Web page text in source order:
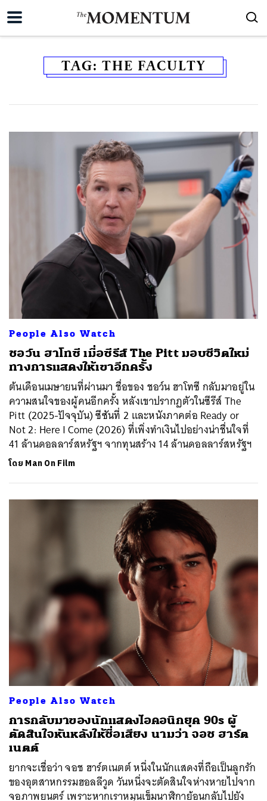
TAG: THE FACULTY
People Also Watch
ชอว์น ฮาโทซี เมื่อซีรีส์ The Pitt มอบชีวิตใหม่
ทางการแสดงให้เขาอีกครั้ง
ต้นเดือนเมษายนที่ผ่านมา ชื่อของ ชอว์น ฮาโทซี กลับมาอยู่ใน
ความสนใจของผู้คนอีกครั้ง หลังเขาปรากฏตัวในซีรีส์ The
Pitt (2025-ปัจจุบัน) ซีซันที่ 2 และหนังภาคต่อ Ready or
Not 2: Here I Come (2026) ที่เพิ่งทำเงินไปอย่างน่าชื่นใจที่
41 ล้านดอลลาร์สหรัฐฯ จากทุนสร้าง 14 ล้านดอลลาร์สหรัฐฯ
โดย Man On Film
People Also Watch
การกลับมาของนักแสดงไอคอนิกยุค 90s ผู้
ตัดสินใจหันหลังให้ชื่อเสียง นามว่า จอช ฮาร์ต
เนตต์
ยากจะเชื่อว่า จอช ฮาร์ตเนตต์ หนึ่งในนักแสดงที่ถือเป็นลูกรัก
ของอุตสาหกรรมฮอลลีวูด วันหนึ่งจะตัดสินใจห่างหายไปจาก
จอภาพยนตร์ เพราะหากเราหมุนเข็มนาฬิกาย้อนกลับไปยัง
TWEET LINE EMAIL